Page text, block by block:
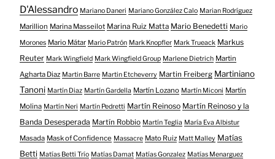
D'Alessandro Mariano Daneri Mariano González Calo Marian Rodríguez
Marillion Marina Masseilot Marina Ruiz Matta Mario Benedetti Mario
Morones Mario Mátar Mario Patrón Mark Knopfler Mark Trueack Markus
Reuter Mark Wingfield Mark Wingfield Group Marlene Dietrich Martin
Agharta Diaz Martin Barre Martin Etcheverry Martin Freiberg Martiniano
Tanoni Martín Diaz Martín Gardella Martín Lozano Martín Miconi Martín
Molina Martín Neri Martín Pedretti Martín Reinoso Martín Reinoso y la
Banda Desesperada Martín Robbio Martín Teglia María Eva Albistur
Masada Mask of Confidence Massacre Mato Ruiz Matt Malley Matías
Betti Matías Betti Trío Matías Damat Matías Gonzalez Matías Menarguez